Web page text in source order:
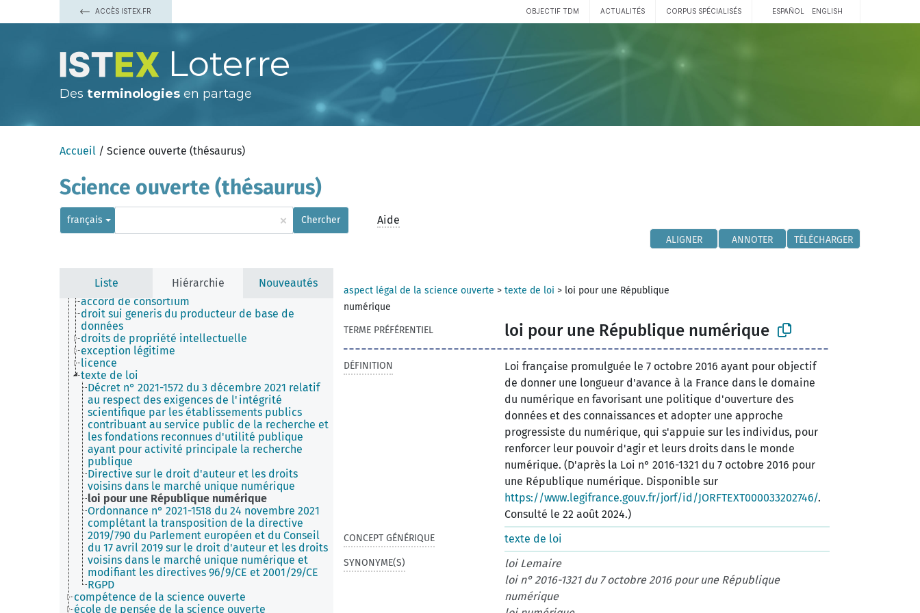
ACCÈS ISTEX.FR OBJECTIF TDM ACTUALITÉS CORPUS SPÉCIALISÉS ESPAÑOL ENGLISH
Loterre
Des terminologies en partage
Accueil / Science ouverte (thésaurus)
Science ouverte (thésaurus)
français × Chercher Aide
ALIGNER ANNOTER TÉLÉCHARGER
Liste Hiérarchie Nouveautés
aspect légal de la science ouverte
accord de consortium
droit sui generis du producteur de base de
données
droits de propriété intellectuelle
exception légitime
licence
texte de loi
Décret n° 2021-1572 du 3 décembre 2021 relatif
au respect des exigences de l'intégrité
scientifique par les établissements publics
contribuant au service public de la recherche et
les fondations reconnues d'utilité publique
ayant pour activité principale la recherche
publique
Directive sur le droit d'auteur et les droits
voisins dans le marché unique numérique
loi pour une République numérique
Ordonnance n° 2021-1518 du 24 novembre 2021
complétant la transposition de la directive
2019/790 du Parlement européen et du Conseil
du 17 avril 2019 sur le droit d'auteur et les droits
voisins dans le marché unique numérique et
modifiant les directives 96/9/CE et 2001/29/CE
RGPD
compétence de la science ouverte
école de pensée de la science ouverte
aspect légal de la science ouverte > texte de loi > loi pour une République
numérique
TERME PRÉFÉRENTIEL
loi pour une République numérique
DÉFINITION
Loi française promulguée le 7 octobre 2016 ayant pour objectif
de donner une longueur d'avance à la France dans le domaine
du numérique en favorisant une politique d'ouverture des
données et des connaissances et adopter une approche
progressiste du numérique, qui s'appuie sur les individus, pour
renforcer leur pouvoir d'agir et leurs droits dans le monde
numérique. (D'après la Loi n° 2016-1321 du 7 octobre 2016 pour
une République numérique. Disponible sur
https://www.legifrance.gouv.fr/jorf/id/JORFTEXT000033202746/.
Consulté le 22 août 2024.)
CONCEPT GÉNÉRIQUE texte de loi
SYNONYME(S)
loi Lemaire
loi n° 2016-1321 du 7 octobre 2016 pour une République
numérique